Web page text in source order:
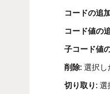
コードの追
コード値の
子コード値
削除: 選択し
切り取り: 選